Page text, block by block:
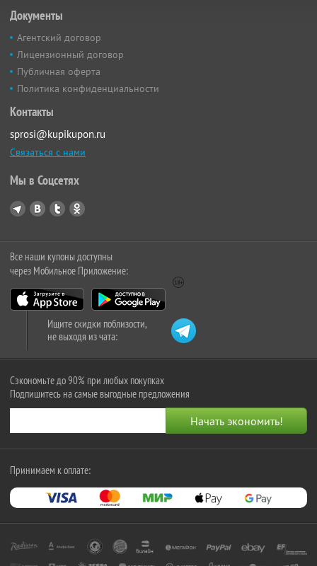
Документы
Агентский договор
Лицензионный договор
Публичная оферта
Политика конфиденциальности
Контакты
sprosi@kupikupon.ru
Связаться с нами
Мы в Соцсетях
Все наши купоны доступны
через Мобильное Приложение:
Ищите скидки поблизости,
не выходя из чата:
Сэкономьте до 90% при любых покупках
Подпишитесь на самые выгодные предложения
Принимаем к оплате: